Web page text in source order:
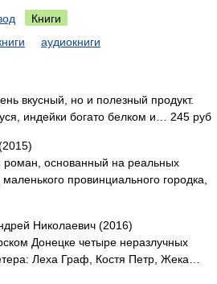
Книги
аудиокниги
вкусный, но и полезный продукт.
индейки богато белком и… 245 руб
основанный на реальных
провинциального городка,
Николаевич (2016)
Донецке четыре неразлучных
Леха Граф, Костя Петр, Жека…